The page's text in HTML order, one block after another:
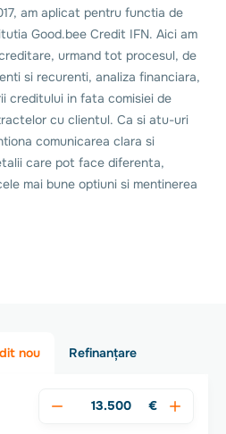
am aplicat pentru functia de
Good.bee Credit IFN. Aici am
urmand tot procesul, de
si recurenti, analiza financiara,
creditului in fata comisiei de
cu clientul. Ca si atu-uri
comunicarea clara si
care pot face diferenta,
mai bune optiuni si mentinerea
nou Refinanțare
€